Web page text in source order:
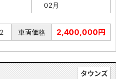
02月
車両価格 2,400,000円
タウンズ